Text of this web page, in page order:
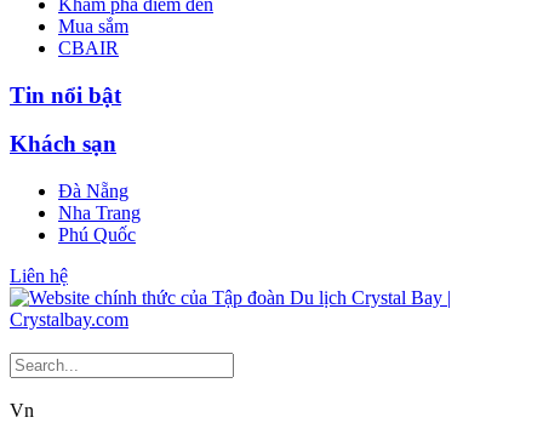
Khám phá điểm đến
Mua sắm
CBAIR
Tin nổi bật
Khách sạn
Đà Nẵng
Nha Trang
Phú Quốc
Liên hệ
Vn